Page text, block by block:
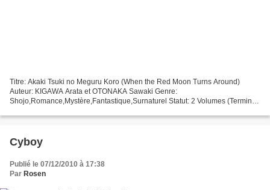
Titre: Akaki Tsuki no Meguru Koro (When the Red Moon Turns Around)
Auteur: KIGAWA Arata et OTONAKA Sawaki Genre:
Shojo,Romance,Mystère,Fantastique,Surnaturel Statut: 2 Volumes (Terminé)
Cyboy
Publié le 07/12/2010 à 17:38
Par Rosen